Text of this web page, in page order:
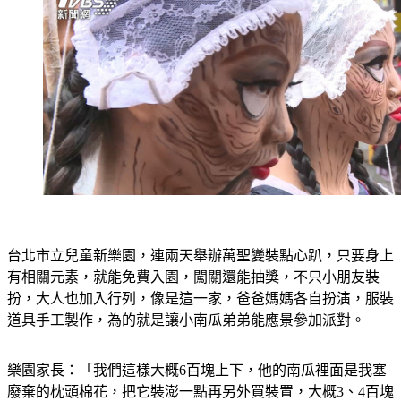
台北市立兒童新樂園，連兩天舉辦萬聖變裝點心趴，只要身上
有相關元素，就能免費入園，闖關還能抽獎，不只小朋友裝
扮，大人也加入行列，像是這一家，爸爸媽媽各自扮演，服裝
道具手工製作，為的就是讓小南瓜弟弟能應景參加派對。
樂園家長：「我們這樣大概6百塊上下，他的南瓜裡面是我塞
廢棄的枕頭棉花，把它裝澎一點再另外買裝置，大概3、4百塊